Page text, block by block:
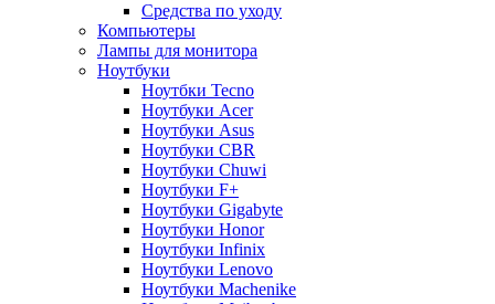
Средства по уходу
Компьютеры
Лампы для монитора
Ноутбуки
Ноутбки Tecno
Ноутбуки Acer
Ноутбуки Asus
Ноутбуки CBR
Ноутбуки Chuwi
Ноутбуки F+
Ноутбуки Gigabyte
Ноутбуки Honor
Ноутбуки Infinix
Ноутбуки Lenovo
Ноутбуки Machenike